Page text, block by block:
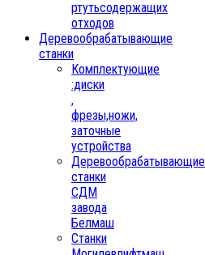
ртутьсодержащих
отходов
Деревообрабатывающие
станки
Комплектующие
:диски
,
фрезы,ножи,
заточные
устройства
Деревообрабатывающие
станки
СДМ
завода
Белмаш
Станки